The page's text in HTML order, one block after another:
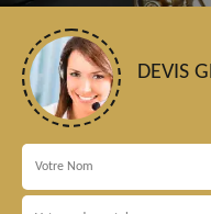
DEVIS